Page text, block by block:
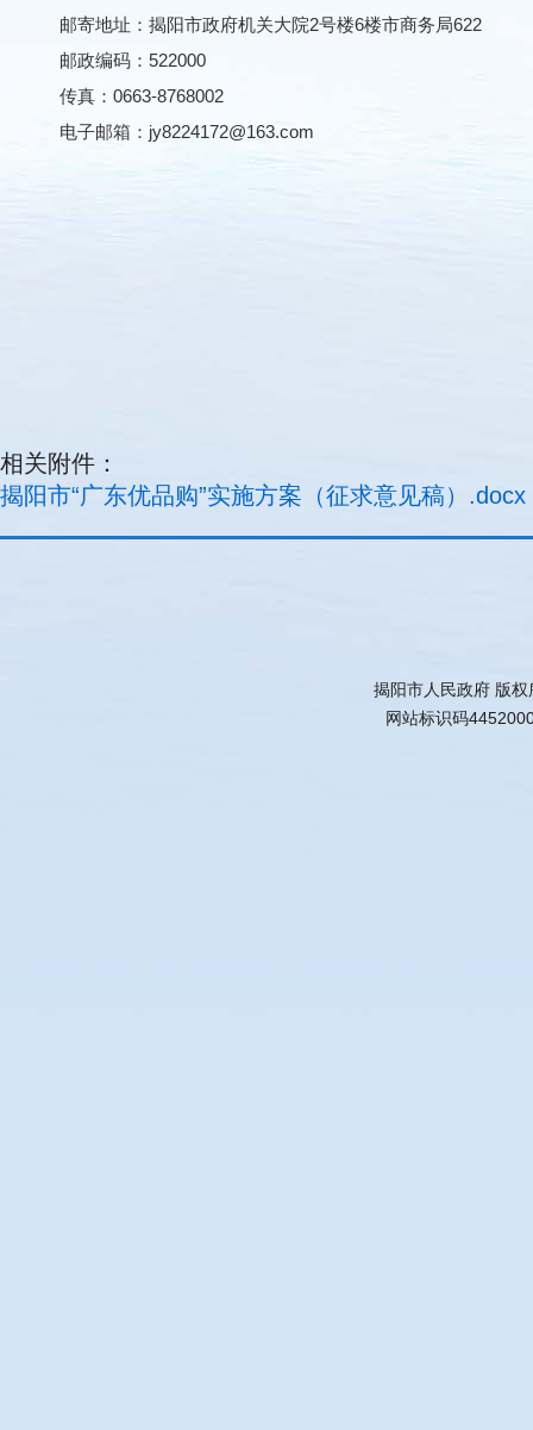
邮寄地址：揭阳市政府机关大院2号楼6楼市商务局622
邮政编码：522000
传真：0663-8768002
电子邮箱：jy8224172@163.com
相关附件：
揭阳市“广东优品购”实施方案（征求意见稿）.docx
揭阳市人民政府 版
网站标识码